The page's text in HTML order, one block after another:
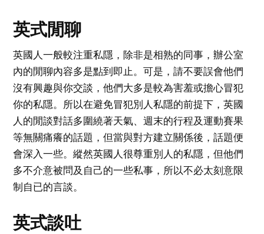
英式閒聊
英國人一般較注重私隱，除非是相熟的同事，辦公室
內的閒聊內容多是點到即止。可是，請不要誤會他們
沒有興趣與你交談，他們大多是較為害羞或擔心冒犯
你的私隱。所以在避免冒犯別人私隱的前提下，英國
人的閒談對話多圍繞著天氣、週末的行程及運動賽果
等無關痛癢的話題，但當與對方建立關係後，話題便
會深入一些。縱然英國人很尊重別人的私隱，但他們
多不介意被問及自己的一些私事，所以不必太刻意限
制自已的言談。
英式談吐